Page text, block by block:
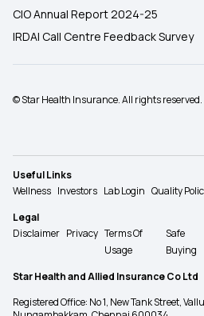
CIO Annual Report 2024-25
IRDAI Call Centre Feedback Survey
© Star Health Insurance. All rights reserved.
Useful Links
Wellness Investors Lab Login Quality
Legal
Disclaimer Privacy Terms Of
Usage
Safe
Buying
Star Health and Allied Insurance Co Ltd
Registered Office: No 1, New Tank Street,